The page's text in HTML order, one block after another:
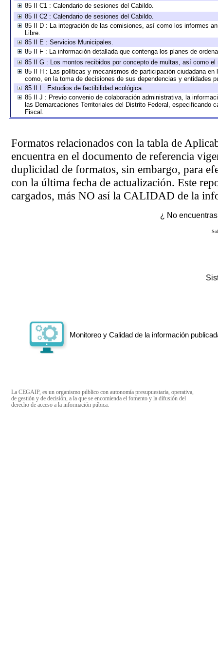
85 II C1 : Calendario de sesiones del Cabildo.
85 II C2 : Calendario de sesiones del Cabildo.
85 II D : La integración de las comisiones, así como los informes
Libre.
85 II E : Servicios Municipales.
85 II F : La información detallada que contenga los planes de
85 II G : Los montos recibidos por concepto de multas, así como
85 II H : Las políticas y mecanismos de participación ciudadana
como, en la toma de decisiones de sus dependencias y entidades
85 II I : Estudios de factibilidad ecológica.
85 II J : Previo convenio de colaboración administrativa, la
las Demarcaciones Territoriales del Distrito Federal, especificando
Fiscal.
Formatos relacionados con la tabla de
encuentra en el documento de referencia
duplicidad de formatos, sin embargo, para
con la última fecha de actualización. Este
cargados, más NO así la CALIDAD de la
¿ No
Monitoreo y Calidad de la información
La CEGAIP, es un organismo público con autonomía presupuestaria, operativa,
de gestión y de decisión, a la que se encomienda el fomento y la difusión del
derecho de acceso a la información púbica.